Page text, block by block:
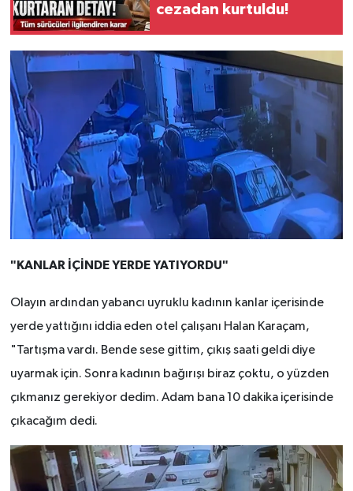
cezadan kurtuldu!
"KANLAR İÇİNDE YERDE YATIYORDU"
Olayın ardından yabancı uyruklu kadının kanlar içerisinde
yerde yattığını iddia eden otel çalışanı Halan Karaçam,
"Tartışma vardı. Bende sese gittim, çıkış saati geldi diye
uyarmak için. Sonra kadının bağırışı biraz çoktu, o yüzden
çıkmanız gerekiyor dedim. Adam bana 10 dakika içerisinde
çıkacağım dedi.